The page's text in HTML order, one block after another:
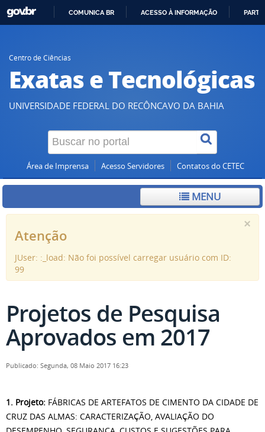
COMUNICA BR ACESSO À INFORMAÇÃO
Centro de Ciências
Exatas e Tecnológicas
UNIVERSIDADE FEDERAL DO RECÔNCAVO DA BAHIA
Área de Imprensa Acesso Servidores Contatos do CETEC
MENU
×
Atenção
JUser: :_load: Não foi possível carregar usuário com ID:
99
Projetos de Pesquisa
Aprovados em 2017
Publicado: Segunda, 08 Maio 2017 16:23
1. Projeto: FÁBRICAS DE ARTEFATOS DE CIMENTO DA CIDADE DE
CRUZ DAS ALMAS: CARACTERIZAÇÃO, AVALIAÇÃO DO